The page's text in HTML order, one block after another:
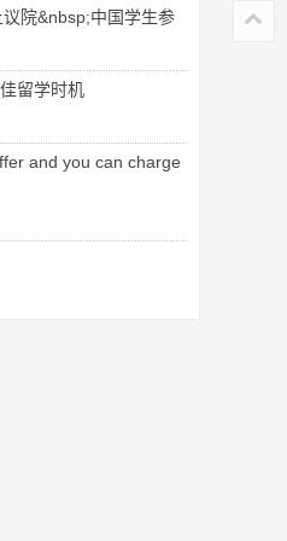
院&nbsp;中国学生参
留学时机
and you can charge